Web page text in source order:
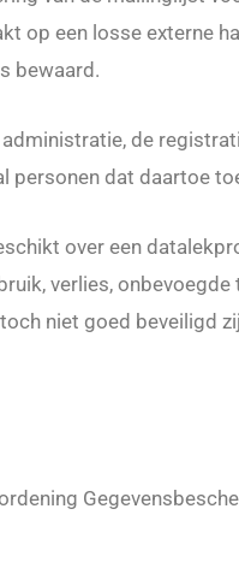
op een losse externe
bewaard.
de
personen dat daartoe
over een
verlies, onbevoegde
niet goed beveiligd